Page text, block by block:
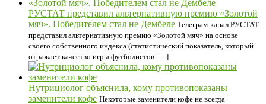
РУСТАТ представил альтернативную премию «Золотой
мяч». Победителем стал не Дембеле Телеграм-канал РУСТАТ
представил альтернативную премию «Золотой мяч» на основе
своего собственного индекса (статистический показатель, который
отражает качество игры футболистов […]
Нутрициолог объяснила, кому противопоказаны
заменители кофе Некоторые заменители кофе не всегда